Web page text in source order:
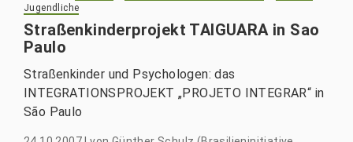
Jugendliche
Straßenkinderprojekt TAIGUARA in Sao
Paulo
Straßenkinder und Psychologen: das
INTEGRATIONSPROJEKT „PROJETO INTEGRAR“ in
São Paulo